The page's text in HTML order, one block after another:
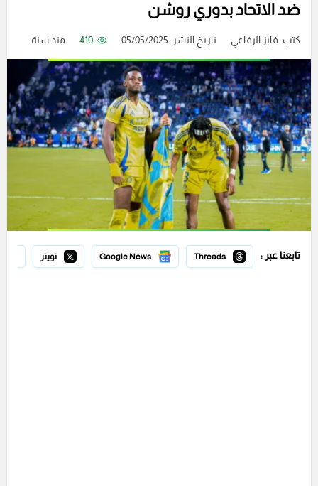
ضد الاتحاد بدوري روشن
كتب: فايز الرفاعي تاريخ النشر: 05/05/2025 410 منذ سنة
تابعنا عبر : Threads
Google News تويتر